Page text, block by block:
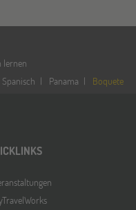
lernen
Spanisch Panama Boquete